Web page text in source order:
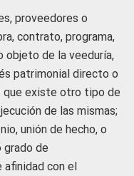
proveedores o
contrato, programa,
objeto de la veeduría,
patrimonial directo o
existe otro tipo de
de las mismas;
unión de hecho, o
de
afinidad con el